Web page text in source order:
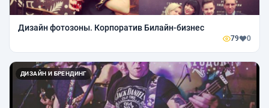
Дизайн фотозоны. Корпоратив Билайн-бизнес
79 0
ДИЗАЙН И БРЕНДИНГ